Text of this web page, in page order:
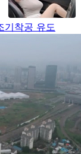
기착공 유도